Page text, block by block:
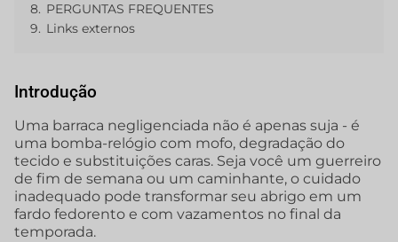
8. PERGUNTAS FREQUENTES
9. Links externos
Introdução
Uma barraca negligenciada não é apenas suja - é
uma bomba-relógio com mofo, degradação do
tecido e substituições caras. Seja você um guerreiro
de fim de semana ou um caminhante, o cuidado
inadequado pode transformar seu abrigo em um
fardo fedorento e com vazamentos no final da
temporada.